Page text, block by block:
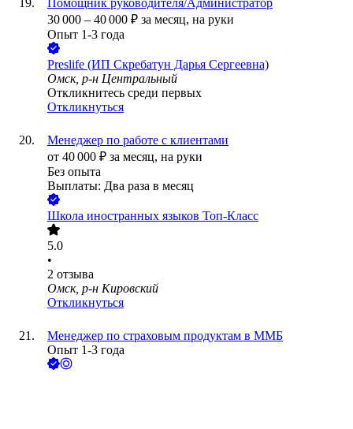
Помощник руководителя/Администратор
30 000 – 40 000 ₽ за месяц, на руки
Опыт 1-3 года
Preslife (ИП Скребатун Дарья Сергеевна)
Омск, р-н Центральный
Откликнитесь среди первых
Откликнуться
Менеджер по работе с клиентами
от 40 000 ₽ за месяц, на руки
Без опыта
Выплаты: Два раза в месяц
Школа иностранных языков Топ-Класс
5.0
•
2 отзыва
Омск, р-н Кировский
Откликнуться
Менеджер по страховым продуктам в ММБ
Опыт 1-3 года